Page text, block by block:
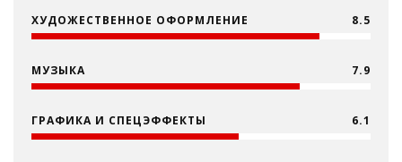
ХУДОЖЕСТВЕННОЕ ОФОРМЛЕНИЕ 8.5
МУЗЫКА 7.9
ГРАФИКА И СПЕЦЭФФЕКТЫ 6.1